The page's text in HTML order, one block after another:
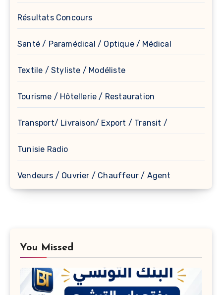
Résultats Concours
Santé / Paramédical / Optique / Médical
Textile / Styliste / Modéliste
Tourisme / Hôtellerie / Restauration
Transport/ Livraison/ Export / Transit /
Tunisie Radio
Vendeurs / Ouvrier / Chauffeur / Agent
You Missed